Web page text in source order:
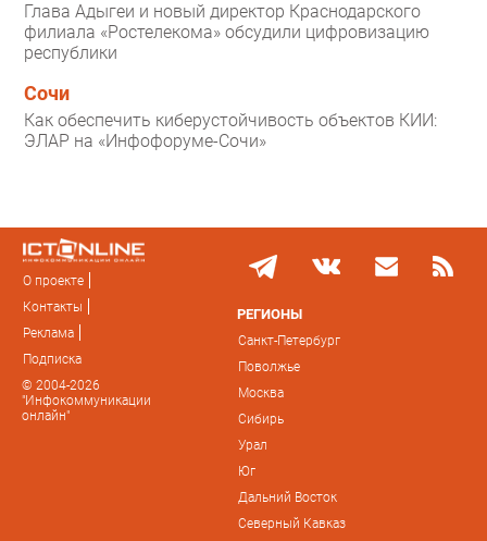
Глава Адыгеи и новый директор Краснодарского
филиала «Ростелекома» обсудили цифровизацию
республики
Сочи
Как обеспечить киберустойчивость объектов КИИ:
ЭЛАР на «Инфофоруме-Сочи»
О проекте
Контакты
Реклама
Подписка
© 2004-2026
"Инфокоммуникации
онлайн"
РЕГИОНЫ
Санкт-Петербург
Поволжье
Москва
Сибирь
Урал
Юг
Дальний Восток
Северный Кавказ